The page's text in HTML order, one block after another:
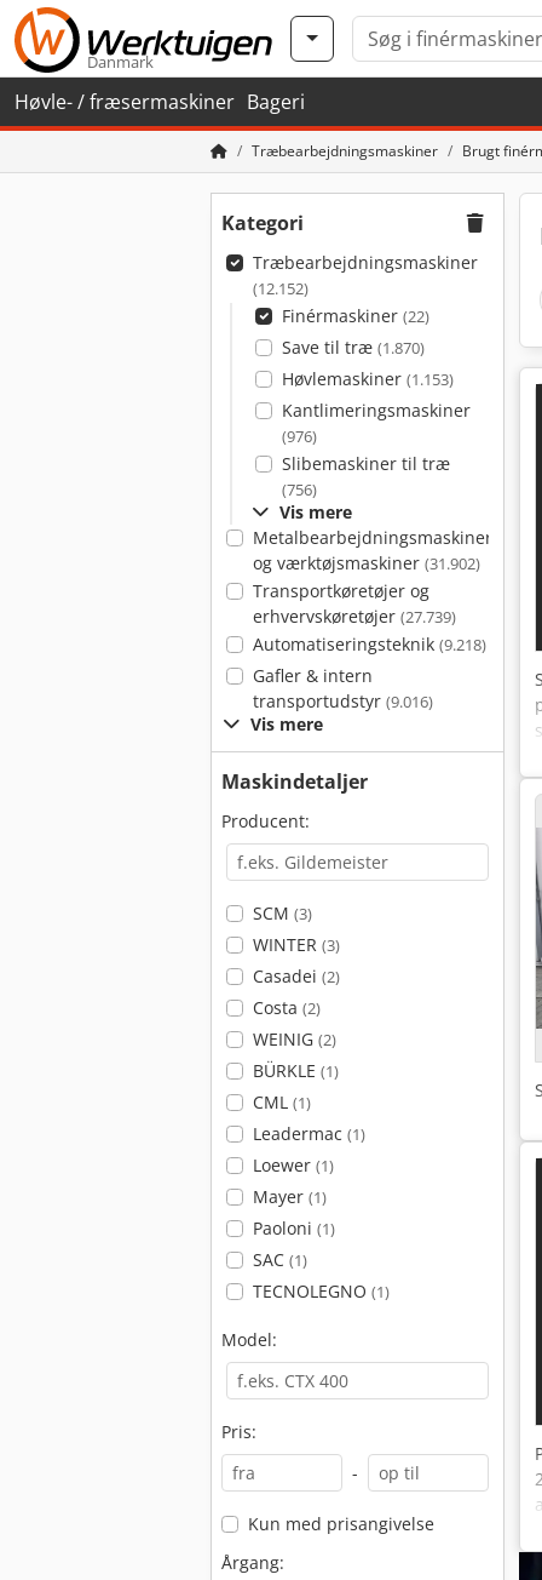
Danmark
Høvle- / fræsermaskiner Bageri
Træbearbejdningsmaskiner Brugt
Kategori
Træbearbejdningsmaskiner
(12.152)
Finérmaskiner (22)
Save til træ (1.870)
Høvlemaskiner (1.153)
Kantlimeringsmaskiner
(976)
Slibemaskiner til træ
(756)
Vis mere
Metalbearbejdningsmaskiner
og værktøjsmaskiner (31.902)
Transportkøretøjer og
erhvervskøretøjer (27.739)
Automatiseringsteknik (9.218)
Gafler & intern
transportudstyr (9.016)
Vis mere
Maskindetaljer
Producent:
SCM (3)
WINTER (3)
Casadei (2)
Costa (2)
WEINIG (2)
BÜRKLE (1)
CML (1)
Leadermac (1)
Loewer (1)
Mayer (1)
Paoloni (1)
SAC (1)
TECNOLEGNO (1)
Model:
Pris:
-
Kun med prisangivelse
Årgang: